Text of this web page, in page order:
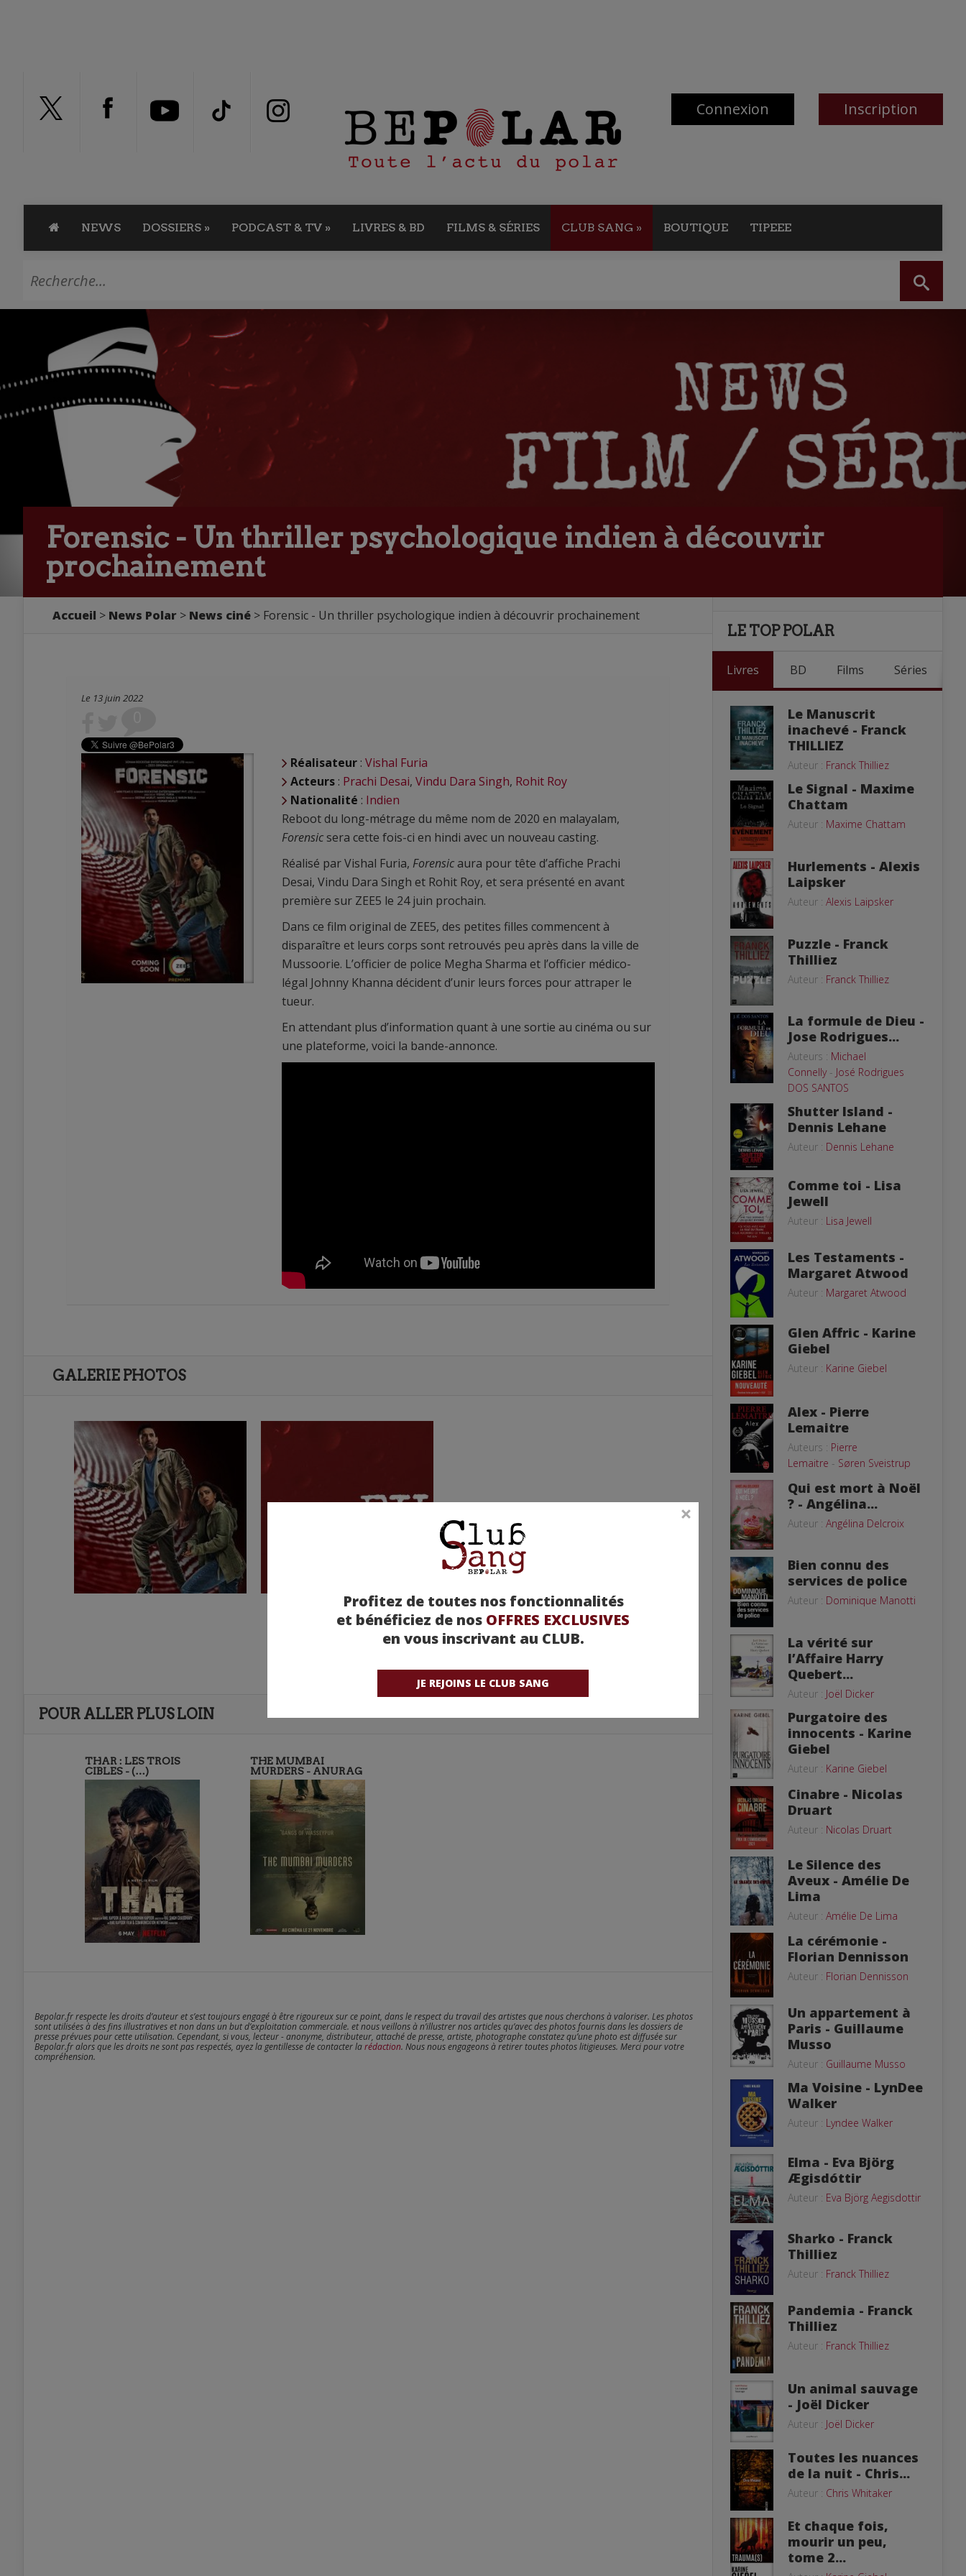
Connexion Inscription
NEWS DOSSIERS » PODCAST & TV » LIVRES & BD FILMS & SÉRIES CLUB SANG » BOUTIQUE TIPEEE
Profitez de toutes nos fonctionnalités
et bénéficiez de nos OFFRES EXCLUSIVES
en vous inscrivant au CLUB.
JE REJOINS LE CLUB SANG
Forensic - Un thriller psychologique indien à découvrir
prochainement
Accueil > News Polar > News ciné > Forensic - Un thriller psychologique indien à découvrir prochainement
Le 13 juin 2022
Réalisateur : Vishal Furia
Acteurs : Prachi Desai, Vindu Dara Singh, Rohit Roy
Nationalité : Indien
Reboot du long-métrage du même nom de 2020 en malayalam,
Forensic sera cette fois-ci en hindi avec un nouveau casting.
Réalisé par Vishal Furia, Forensicaura pour tête d’affiche Prachi
Desai, Vindu Dara Singh et Rohit Roy, et sera présenté en avant
première sur ZEE5 le 24 juin prochain.
Dans ce film original de ZEE5, des petites filles commencent à
disparaître et leurs corps sont retrouvés peu après dans la ville de
Mussoorie. L’officier de police Megha Sharma et l’officier médico-
légal Johnny Khanna décident d’unir leurs forces pour attraper le
tueur.
En attendant plus d’information quant à une sortie au cinéma ou sur
une plateforme, voici la bande-annonce.
GALERIE PHOTOS
POUR ALLER PLUS LOIN
THAR : LES TROIS
CIBLES - (…)
THE MUMBAI
MURDERS - ANURAG
Bepolar.fr respecte les droits d’auteur et s’est toujours engagé à être rigoureux sur ce point, dans le respect du travail des artistes que nous cherchons à valoriser. Les photos
sont utilisées à des fins illustratives et non dans un but d’exploitation commerciale. et nous veillons à n’illustrer nos articles qu’avec des photos fournis dans les dossiers de
presse prévues pour cette utilisation. Cependant, si vous, lecteur - anonyme, distributeur, attaché de presse, artiste, photographe constatez qu’une photo est diffusée sur
Bepolar.fr alors que les droits ne sont pas respectés, ayez la gentillesse de contacter larédaction. Nous nous engageons à retirer toutes photos litigieuses. Merci pour votre
compréhension.
LE TOP POLAR
Livres BD Films Séries
Le Manuscrit
inachevé - Franck
THILLIEZ
Auteur : Franck Thilliez
Le Signal - Maxime
Chattam
Auteur : Maxime Chattam
Hurlements - Alexis
Laipsker
Auteur : Alexis Laipsker
Puzzle - Franck
Thilliez
Auteur : Franck Thilliez
La formule de Dieu -
Jose Rodrigues...
Auteurs : Michael
Connelly- José Rodrigues
DOS SANTOS
Shutter Island -
Dennis Lehane
Auteur : Dennis Lehane
Comme toi - Lisa
Jewell
Auteur : Lisa Jewell
Les Testaments -
Margaret Atwood
Auteur : Margaret Atwood
Glen Affric - Karine
Giebel
Auteur : Karine Giebel
Alex - Pierre
Lemaitre
Auteurs : Pierre
Lemaitre - Søren Sveistrup
Qui est mort à Noël
? - Angélina...
Auteur : Angélina Delcroix
Bien connu des
services de police
Auteur : Dominique Manotti
La vérité sur
l’Affaire Harry
Quebert...
Auteur : Joël Dicker
Purgatoire des
innocents - Karine
Giebel
Auteur : Karine Giebel
Cinabre - Nicolas
Druart
Auteur : Nicolas Druart
Le Silence des
Aveux - Amélie De
Lima
Auteur : Amélie De Lima
La cérémonie -
Florian Dennisson
Auteur : Florian Dennisson
Un appartement à
Paris - Guillaume
Musso
Auteur : Guillaume Musso
Ma Voisine - LynDee
Walker
Auteur : Lyndee Walker
Elma - Eva Björg
Ægisdóttir
Auteur : Eva Björg Aegisdottir
Sharko - Franck
Thilliez
Auteur : Franck Thilliez
Pandemia - Franck
Thilliez
Auteur : Franck Thilliez
Un animal sauvage
- Joël Dicker
Auteur : Joël Dicker
Toutes les nuances
de la nuit - Chris...
Auteur : Chris Whitaker
Et chaque fois,
mourir un peu,
tome 2...